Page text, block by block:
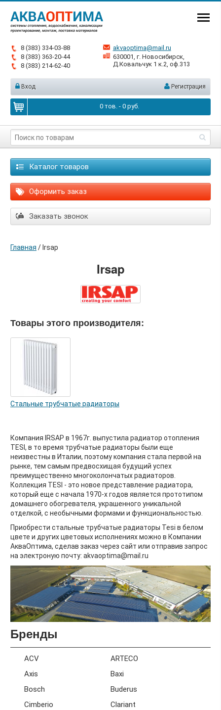
8 (383) 334-03-88
8 (383) 363-20-44
8 (383) 214-62-40
akvaoptima@mail.ru
630001, г. Новосибирск,
Д.Ковальчук 1 к.2, оф.313
Вход Регистрация
0тов. - 0руб.
Каталог товаров
Оформить заказ
Заказать звонок
Главная / Irsap
Irsap
Товары этого производителя:
Стальные трубчатые радиаторы
Компания IRSAP в 1967г. выпустила радиатор отопления
TESI, в то время трубчатые радиаторы были еще
неизвестны в Италии, поэтому компания стала первой на
рынке, тем самым предвосхищая будущий успех
преимущественно многоколончатых радиаторов.
Коллекция TESI - это новое представление радиатора,
который еще с начала 1970-х годов является прототипом
домашнего обогревателя, украшенного уникальной
отделкой, с необычными формами и функциональностью.
Приобрести стальные трубчатые радиаторы Tesi в белом
цвете и других цветовых исполнениях можно в Компании
АкваОптима, сделав заказ через сайт или отправив запрос
на электроную почту: akvaoptima@mail.ru
Бренды
ACV
ARTECO
Axis
Baxi
Bosch
Buderus
Cimberio
Clariant